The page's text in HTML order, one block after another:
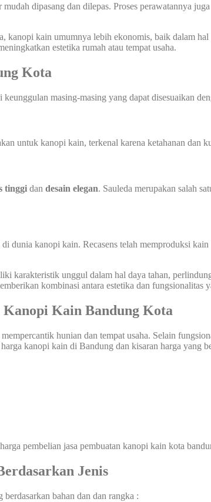
dipasang dan dilepas. Proses perawatannya
kanopi kain umumnya lebih ekonomis, baik dalam
estetika rumah atau tempat usaha.
Kota
masing-masing yang dapat disesuaikan
untuk kanopi kain, terkenal karena ketahanan dan
tinggi dan desain elegan. Sauleda merupakan salah
dunia kanopi kain. Recasens telah memproduksi
karakteristik unggul dalam hal daya tahan,
kombinasi antara estetika dan fungsionalitas
Kain Bandung Kota
hunian dan tempat usaha. Selain
kanopi kain di Bandung dan kisaran harga yang
pembelian jasa pembuatan kanopi kain kota
Jenis
bahan dan dan rangka :